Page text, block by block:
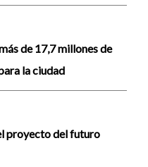
de 17,7 millones de
la ciudad
proyecto del futuro